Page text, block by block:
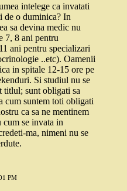
intelege ca invatati
de o duminica? In
sa devina medic nu
7, 8 ani pentru
ani pentru specializari
..etc). Oamenii
in spitale 12-15 ore pe
Si studiul nu se
titlul; sunt obligati sa
cum suntem toti obligati
ca sa ne mentinem
se invata in
ma, nimeni nu se
PM